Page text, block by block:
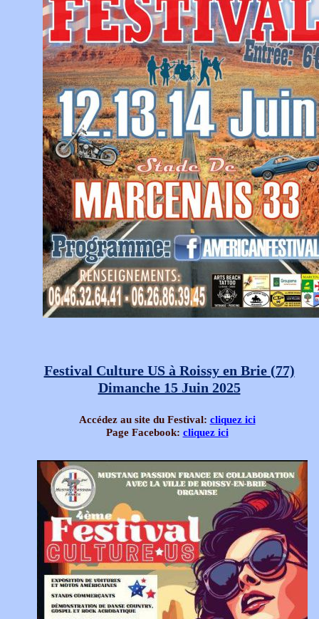
Accédez au site du Festival: cliquez ici
Page Facebook: cliquez ici
Festival Culture US à Roissy en Brie (77)
Dimanche 15 Juin 2025